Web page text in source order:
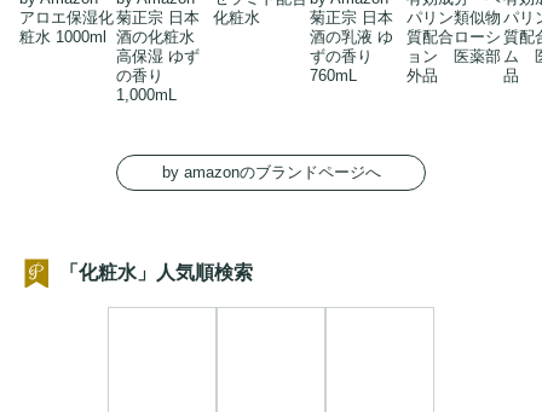
アロエ保湿化
粧水 1000ml
菊正宗 日本
酒の化粧水
高保湿 ゆず
の香り
1,000mL
化粧水
菊正宗 日本
酒の乳液 ゆ
ずの香り
760mL
パリン類似物
質配合ローシ
ョン 医薬部
外品
パリ
質配
ム
品
by amazonのブランドページへ
「化粧水」人気順検索